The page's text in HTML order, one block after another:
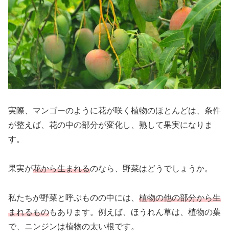
実際、マンゴーのように花が咲く植物のほとんどは、条件
が整えば、花の中の部分が変化し、熟して果実になりま
す。
果実が花から生まれるのなら、野菜はどうでしょうか。
私たちが野菜と呼ぶものの中には、 植物の他の部分から生
まれるものもあります。例えば、ほうれん草は、植物の葉
で、ニンジンは植物の太い根です。